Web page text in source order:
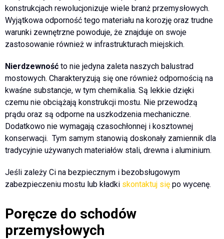
konstrukcjach rewolucjonizuje wiele branż przemysłowych.
Wyjątkowa odporność tego materiału na korozję oraz trudne
warunki zewnętrzne powoduje, że znajduje on swoje
zastosowanie również w infrastrukturach miejskich.
Nierdzewność to nie jedyna zaleta naszych balustrad
mostowych. Charakteryzują się one również odpornością na
kwaśne substancje, w tym chemikalia. Są lekkie dzięki
czemu nie obciążają konstrukcji mostu. Nie przewodzą
prądu oraz są odporne na uszkodzenia mechaniczne.
Dodatkowo nie wymagają czasochłonnej i kosztownej
konserwacji. Tym samym stanowią doskonały zamiennik dla
tradycyjnie używanych materiałów stali, drewna i aluminium.
Jeśli zależy Ci na bezpiecznym i bezobsługowym
zabezpieczeniu mostu lub kładki skontaktuj się po wycenę.
Poręcze do schodów
przemysłowych